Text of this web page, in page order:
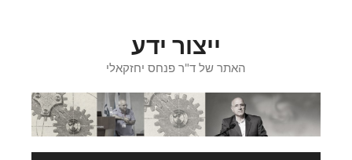
ייצור ידע
האתר של ד"ר פנחס יחזקאלי